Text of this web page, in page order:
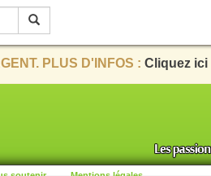
PLUS D'INFOS : Cliquez ici